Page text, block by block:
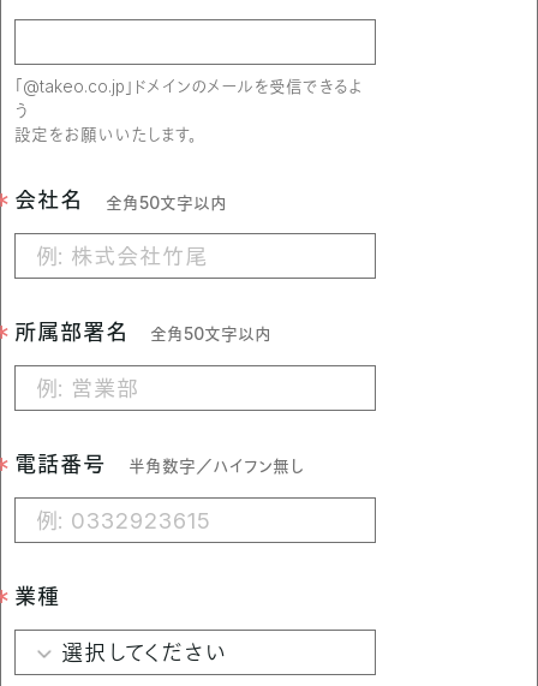
｢@takeo.co.jp｣ドメインのメールを受信できるよ
う
設定をお願いいたします。
会社名 全角50文字以内
所属部署名 全角50文字以内
電話番号 半角数字／ハイフン無し
業種
選択してください